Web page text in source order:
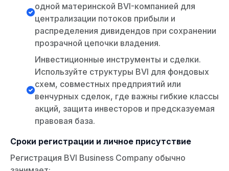
одной материнской BVI-компанией для
централизации потоков прибыли и
распределения дивидендов при сохранении
прозрачной цепочки владения.
Инвестиционные инструменты и сделки.
Используйте структуры BVI для фондовых
схем, совместных предприятий или
венчурных сделок, где важны гибкие классы
акций, защита инвесторов и предсказуемая
правовая база.
Сроки регистрации и личное присутствие
Регистрация BVI Business Company обычно